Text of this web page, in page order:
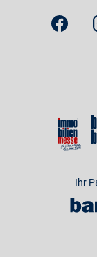
Ihr